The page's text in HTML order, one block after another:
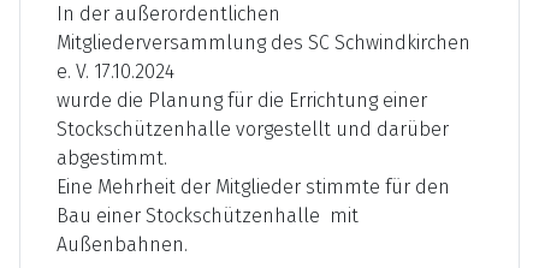
In der außerordentlichen
Mitgliederversammlung des SC Schwindkirchen
e. V. 17.10.2024
wurde die Planung für die Errichtung einer
Stockschützenhalle vorgestellt und darüber
abgestimmt.
Eine Mehrheit der Mitglieder stimmte für den
Bau einer Stockschützenhalle mit
Außenbahnen.